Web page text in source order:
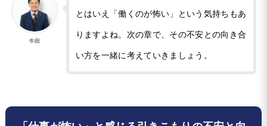
牛田
とはいえ「働くのが怖い」という気持ちもあ
りますよね。次の章で、その不安との向き合
い方を一緒に考えていきましょう。